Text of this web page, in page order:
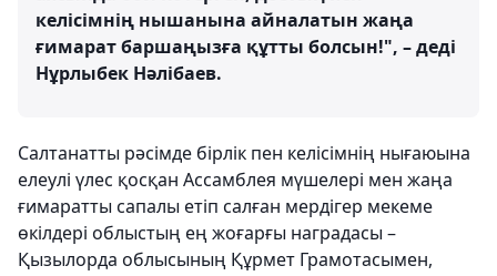
келісімнің нышанына айналатын жаңа
ғимарат баршаңызға құтты болсын!", – деді
Нұрлыбек Нәлібаев.
Салтанатты рәсімде бірлік пен келісімнің нығаюына
елеулі үлес қосқан Ассамблея мүшелері мен жаңа
ғимаратты сапалы етіп салған мердігер мекеме
өкілдері облыстың ең жоғарғы наградасы –
Қызылорда облысының Құрмет Грамотасымен,